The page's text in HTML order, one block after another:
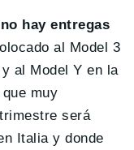
no hay entregas
al Model 3
al Model Y en la
muy
será
Italia y donde